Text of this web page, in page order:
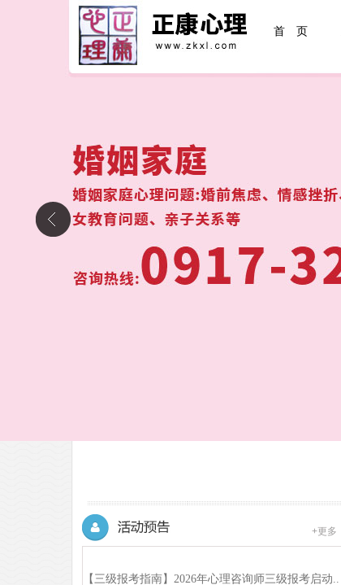
首 页
+更多
【三级报考指南】2026年心理咨询师三级报考启动..